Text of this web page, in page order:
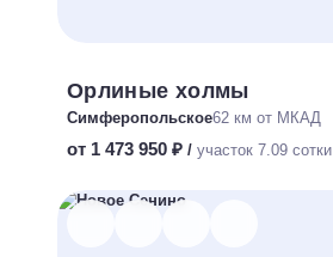
Орлиные холмы
Симферопольское62 км от МКАД
от 1 473 950 ₽ / участок 7.09 сотки